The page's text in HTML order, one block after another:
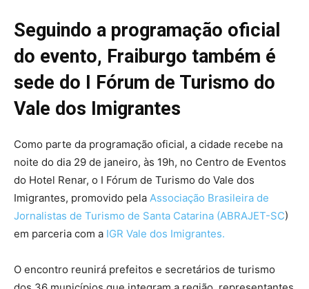
Seguindo a programação oficial
do evento, Fraiburgo também é
sede do I Fórum de Turismo do
Vale dos Imigrantes
Como parte da programação oficial, a cidade recebe na
noite do dia 29 de janeiro, às 19h, no Centro de Eventos
do Hotel Renar, o I Fórum de Turismo do Vale dos
Imigrantes, promovido pela Associação Brasileira de
Jornalistas de Turismo de Santa Catarina (ABRAJET-SC)
em parceria com a IGR Vale dos Imigrantes.
O encontro reunirá prefeitos e secretários de turismo